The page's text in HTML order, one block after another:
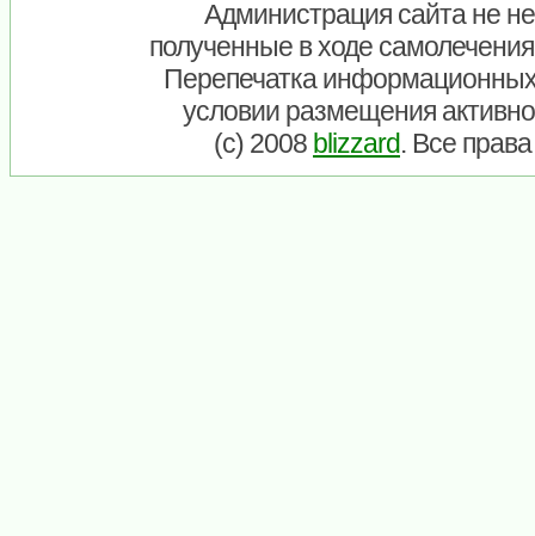
Администрация сайта не
полученные в ходе
Перепечатка
условии размещения
(c) 2008 blizzard. Все